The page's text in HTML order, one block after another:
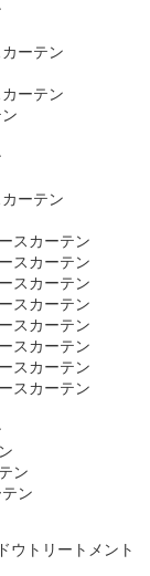
ーテン
ーテン
ーテン
スカーテン
スカーテン
スカーテン
スカーテン
スカーテン
スカーテン
スカーテン
スカーテン
ン
ン
ウトリートメント